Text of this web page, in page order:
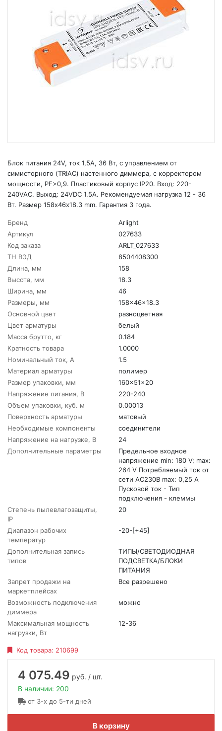
Блок питания 24V, ток 1,5А, 36 Вт, с управлением от
симисторного (TRIAC) настенного диммера, с корректором
мощности, PF>0,9. Пластиковый корпус IP20. Вход: 220-
240VAC. Выход: 24VDC 1.5A. Рекомендуемая нагрузка 12 - 36
Вт. Размер 158х46х18.3 mm. Гарантия 3 года.
Бренд
Arlight
Артикул
027633
Код заказа
ARLT_027633
ТН ВЭД
8504408300
Длина, мм
158
Высота, мм
18.3
Ширина, мм
46
Размеры, мм
158x46x18.3
Основной цвет
разноцветная
Цвет арматуры
белый
Масса брутто, кг
0.184
Кратность товара
1.0000
Номинальный ток, A
1.5
Материал арматуры
полимер
Размер упаковки, мм
160x51x20
Напряжение питания, В
220-240
Объем упаковки, куб. м
0.00013
Поверхность арматуры
матовый
Необходимые компоненты
соединители
Напряжение на нагрузке, В
24
Дополнительные параметры
Предельное входное
напряжение min: 180 V; max:
264 V Потребляемый ток от
сети AC230В max: 0,25 A
Пусковой ток - Тип
подключения - клеммы
Степень пылевлагозащиты,
IP
20
Диапазон рабочих
температур
-20-[+45]
Дополнительная запись
типов
ТИПЫ/СВЕТОДИОДНАЯ
ПОДСВЕТКА/БЛОКИ
ПИТАНИЯ
Запрет продажи на
маркетплейсах
Все разрешено
Возможность подключения
диммера
можно
Максимальная мощность
нагрузки, Вт
12-36
Код товара: 210699
4 075.49 руб. / шт.
В наличии: 200
от 3-х до 5-ти дней
В корзину